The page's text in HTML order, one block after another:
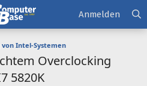
Anmelden
Intel-Systemen
Overclocking
5820K